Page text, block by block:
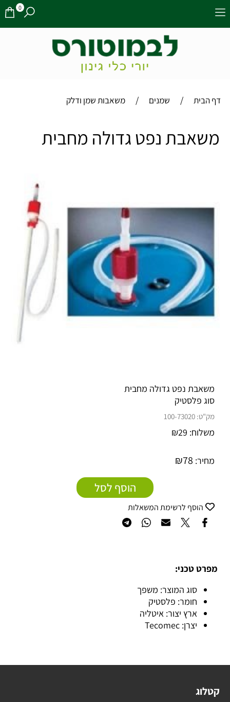
0
דף הבית / שמנים / משאבות שמן ודלק
משאבת נפט גדולה מחבית
משאבת נפט גדולה מחבית
סוג פלסטיק
מק"ט: 100-73020
משלוח: ₪29
מחיר: ₪78
הוסף לסל
הוסף לרשימת המשאלות
מפרט טכני:
סוג המוצר: משפך
חומר: פלסטיק
ארץ יצור: איטליה
יצרן: Tecomec
קטלוג